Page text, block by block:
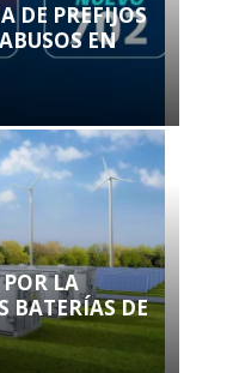
DE PREFIJOS
EN
LA
BATERÍAS DE